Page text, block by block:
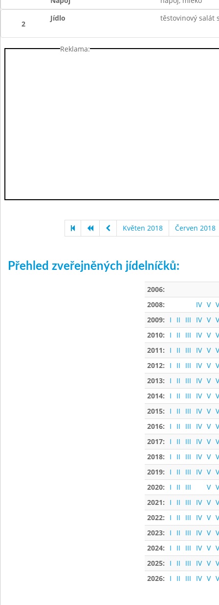
2
Jídlo těstovinový salát
Reklama:
Květen 2018 Červen 2018
Přehled zveřejněných jídelníčků:
2006:
2008:
IV V
2009:
I II III IV V
2010:
I II III IV V
2011:
I II III IV V
2012:
I II III IV V
2013:
I II III IV V
2014:
I II III IV V
2015:
I II III IV V
2016:
I II III IV V
2017:
I II III IV V
2018:
I II III IV V
2019:
I II III IV V
2020:
I II III V
2021:
I II III IV V
2022:
I II III IV V
2023:
I II III IV V
2024:
I II III IV V
2025:
I II III IV V
2026:
I II III IV V